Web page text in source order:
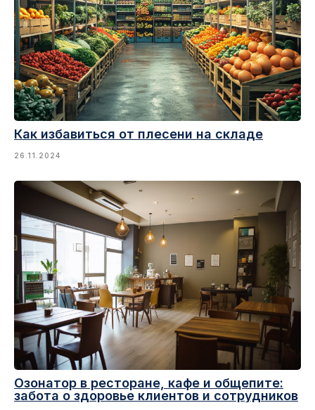
Как избавиться от плесени на складе
26.11.2024
Озонатор в ресторане, кафе и общепите:
забота о здоровье клиентов и сотрудников